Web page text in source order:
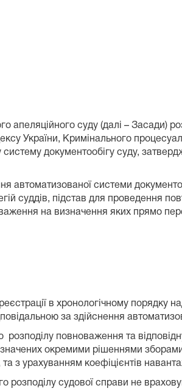
суду (далі – Засади)
України, Кримінального
документообігу суду,
автоматизованої системи
суддів, підстав для проведення
на визначення яких прямо
в хронологічному порядку
за здійснення
повноваження та
окремими рішеннями
з урахуванням коефіцієнтів
судової справи не